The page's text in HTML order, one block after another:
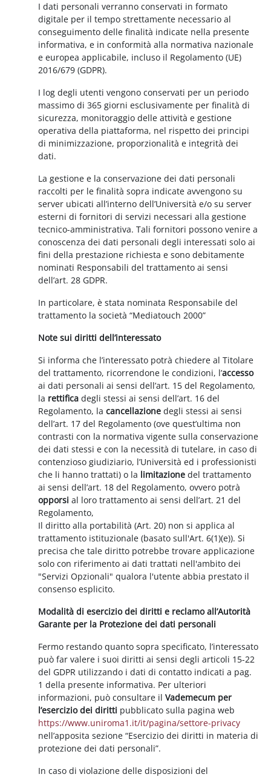
I dati personali verranno conservati in formato
digitale per il tempo strettamente necessario al
conseguimento delle finalità indicate nella presente
informativa, e in conformità alla normativa nazionale
e europea applicabile, incluso il Regolamento (UE)
2016/679 (GDPR).
I log degli utenti vengono conservati per un periodo
massimo di 365 giorni esclusivamente per finalità di
sicurezza, monitoraggio delle attività e gestione
operativa della piattaforma, nel rispetto dei principi
di minimizzazione, proporzionalità e integrità dei
dati.
La gestione e la conservazione dei dati personali
raccolti per le finalità sopra indicate avvengono su
server ubicati all’interno dell’Università e/o su server
esterni di fornitori di servizi necessari alla gestione
tecnico-amministrativa. Tali fornitori possono venire a
conoscenza dei dati personali degli interessati solo ai
fini della prestazione richiesta e sono debitamente
nominati Responsabili del trattamento ai sensi
dell’art. 28 GDPR.
In particolare, è stata nominata Responsabile del
trattamento la società “Mediatouch 2000”
Note sui diritti dell’interessato
Si informa che l’interessato potrà chiedere al Titolare
del trattamento, ricorrendone le condizioni, l’accesso
ai dati personali ai sensi dell’art. 15 del Regolamento,
la rettificadegli stessi ai sensi dell’art. 16 del
Regolamento, lacancellazione degli stessi ai sensi
dell’art. 17 del Regolamento (ove quest’ultima non
contrasti con la normativa vigente sulla conservazione
dei dati stessi e con la necessità di tutelare, in caso di
contenzioso giudiziario, l’Università ed i professionisti
che li hanno trattati) o la limitazione del trattamento
ai sensi dell’art. 18 del Regolamento, ovvero potrà
opporsi al loro trattamento ai sensi dell’art. 21 del
Regolamento,
Il diritto alla portabilità (Art. 20) non si applica al
trattamento istituzionale (basato sull'Art. 6(1)(e)). Si
precisa che tale diritto potrebbe trovare applicazione
solo con riferimento ai dati trattati nell'ambito dei
"Servizi Opzionali" qualora l'utente abbia prestato il
consenso esplicito.
Modalità di esercizio dei diritti e reclamo all’Autorità
Garante per la Protezione dei dati personali
Fermo restando quanto sopra specificato, l’interessato
può far valere i suoi diritti ai sensi degli articoli 15-22
del GDPR utilizzando i dati di contatto indicati a pag.
1 della presente informativa. Per ulteriori
informazioni, può consultare ilVademecum per
l’esercizio dei diritti pubblicato sulla pagina web
https://www.uniroma1.it/it/pagina/settore-privacy
nell’apposita sezione “Esercizio dei diritti in materia di
protezione dei dati personali”.
In caso di violazione delle disposizioni del